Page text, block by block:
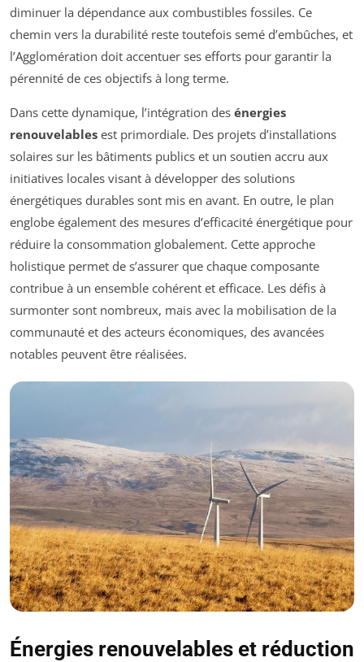
diminuer la dépendance aux combustibles fossiles. Ce
chemin vers la durabilité reste toutefois semé d’embûches, et
l’Agglomération doit accentuer ses efforts pour garantir la
pérennité de ces objectifs à long terme.
Dans cette dynamique, l’intégration des énergies
renouvelables est primordiale. Des projets d’installations
solaires sur les bâtiments publics et un soutien accru aux
initiatives locales visant à développer des solutions
énergétiques durables sont mis en avant. En outre, le plan
englobe également des mesures d’efficacité énergétique pour
réduire la consommation globalement. Cette approche
holistique permet de s’assurer que chaque composante
contribue à un ensemble cohérent et efficace. Les défis à
surmonter sont nombreux, mais avec la mobilisation de la
communauté et des acteurs économiques, des avancées
notables peuvent être réalisées.
Énergies renouvelables et réduction